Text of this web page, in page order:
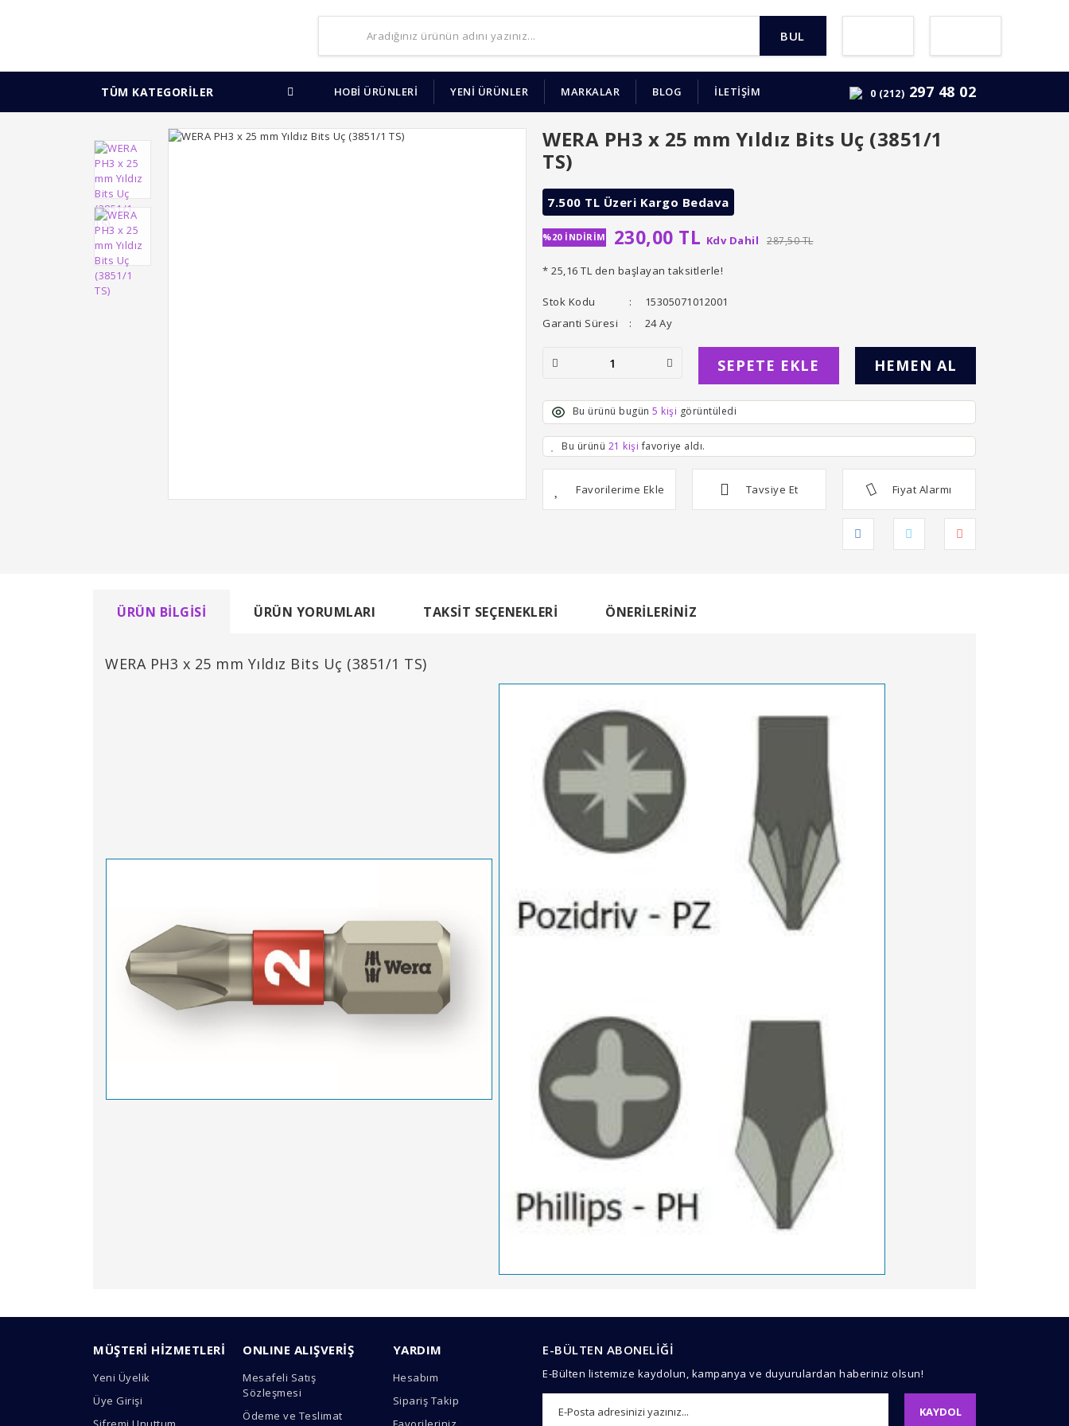
BUL
TÜM KATEGORİLER HOBİ ÜRÜNLERİ YENİ ÜRÜNLER MARKALAR BLOG İLETİŞİM 0 (212) 297 48 02
WERA PH3 x 25 mm Yıldız Bits Uç (3851/1
TS)
7.500 TL Üzeri Kargo Bedava
%20 İNDİRİM 230,00 TL Kdv Dahil 287,50 TL
* 25,16 TL den başlayan taksitlerle!
Stok Kodu
15305071012001
Garanti Süresi
24 Ay
SEPETE EKLE HEMEN AL
Bu ürünü bugün 5 kişi görüntüledi
Bu ürünü 21 kişi favoriye aldı.
Tavsiye Et Fiyat Alarmı
ÜRÜN BILGISI ÜRÜN YORUMLARI TAKSIT SEÇENEKLERI ÖNERILERINIZ
WERA PH3 x 25 mm Yıldız Bits Uç (3851/1 TS)
Yorum Yaz
Ürün açıklamasında eksik bilgiler bulunuyor.
Ürün bilgilerinde hatalar bulunuyor.
MÜŞTERİ HİZMETLERİ
Yeni Üyelik
Üye Girişi
ONLINE ALIŞVERİŞ
Mesafeli Satış
Sözleşmesi
Ödeme ve Teslimat
YARDIM
Hesabım
Sipariş Takip
E-BÜLTEN ABONELİĞİ
E-Bülten listemize kaydolun, kampanya ve duyurulardan haberiniz olsun!
KAYDOL